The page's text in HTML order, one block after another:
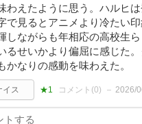
わえたように思う。ハルヒ
で見るとアニメより冷たい
しながらも年相応の高校生
るせいかより偏屈に感じた
かなりの感動を味わえた。
イス ★1 コメント(0) 2026/